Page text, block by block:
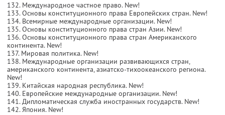
132. Международное частное право. New!
133. Основы конституционного права Европейских стран. New!
134. Всемирные международные организации. New!
135. Основы конституционного права стран Азии. New!
136. Основы конституционного права стран Американского
континента. New!
137. Мировая политика. New!
138. Международные организации развивающихся стран,
американского континента, азиатско-тихоокеанского региона.
New!
139. Китайская народная республика. New!
140. Европейские международные организации. New!
141. Дипломатическая служба иностранных государств. New!
142. Япония. New!